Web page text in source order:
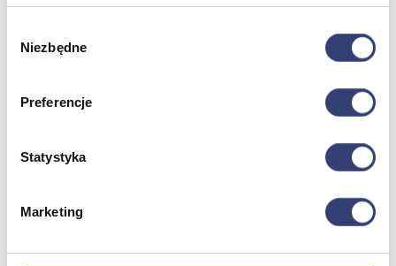
zgody
Niezbędne
Preferencje
Statystyka
Marketing
Urządzenia
Dofinansowania